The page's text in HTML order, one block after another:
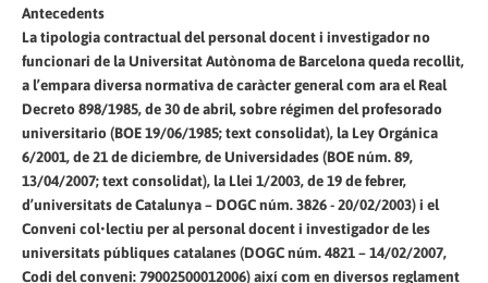
Antecedents
La tipologia contractual del personal docent i investigador no
funcionari de la Universitat Autònoma de Barcelona queda recollit,
a l’empara diversa normativa de caràcter general com ara el Real
Decreto 898/1985, de 30 de abril, sobre régimen del profesorado
universitario (BOE 19/06/1985; text consolidat), la Ley Orgánica
6/2001, de 21 de diciembre, de Universidades (BOE núm. 89,
13/04/2007; text consolidat), la Llei 1/2003, de 19 de febrer,
d’universitats de Catalunya – DOGC núm. 3826 - 20/02/2003) i el
Conveni col•lectiu per al personal docent i investigador de les
universitats públiques catalanes (DOGC núm. 4821 – 14/02/2007,
Codi del conveni: 79002500012006) així com en diversos reglament